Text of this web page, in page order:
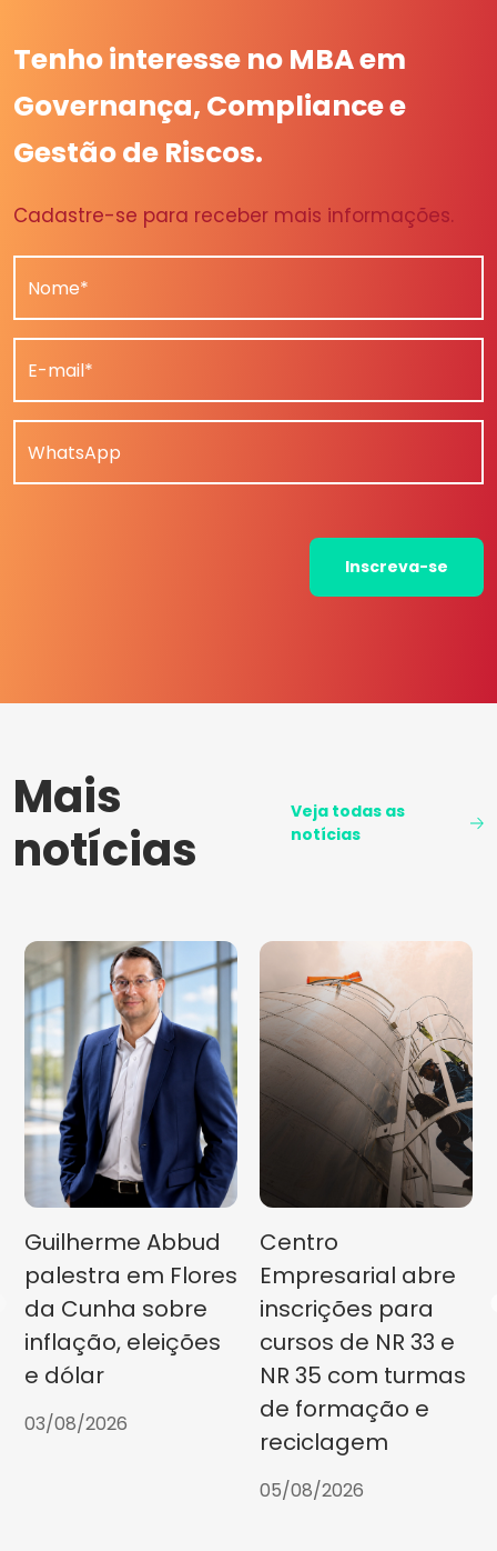
Tenho interesse no MBA em
Governança, Compliance e
Gestão de Riscos.
Cadastre-se para receber mais informações.
Nome*
E-mail*
WhatsApp
Inscreva-se
Mais
notícias
Veja todas as
notícias
Guilherme Abbud
palestra em Flores
da Cunha sobre
inflação, eleições
e dólar
03/08/2026
Centro
Empresarial abre
inscrições para
cursos de NR 33 e
NR 35 com turmas
de formação e
reciclagem
05/08/2026